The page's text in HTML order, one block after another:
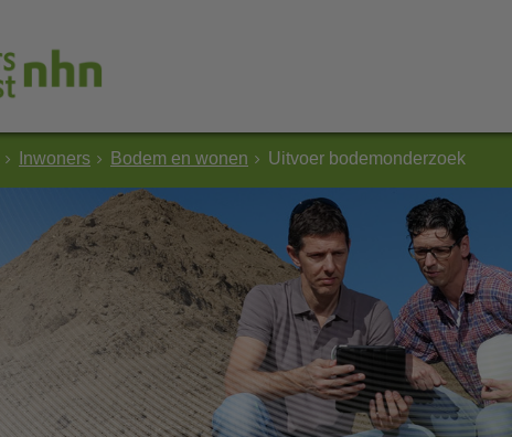
Inwoners Bodem en wonen Uitvoer bodemonderzoek